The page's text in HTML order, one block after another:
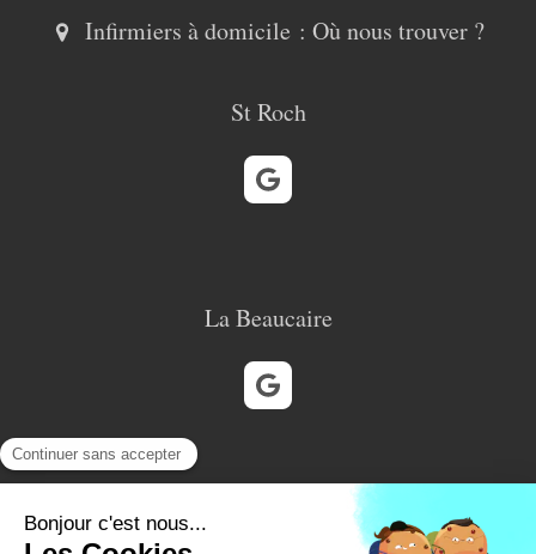
Infirmiers à domicile : Où nous trouver ?
St Roch
La Beaucaire
Cabinet de Siblas